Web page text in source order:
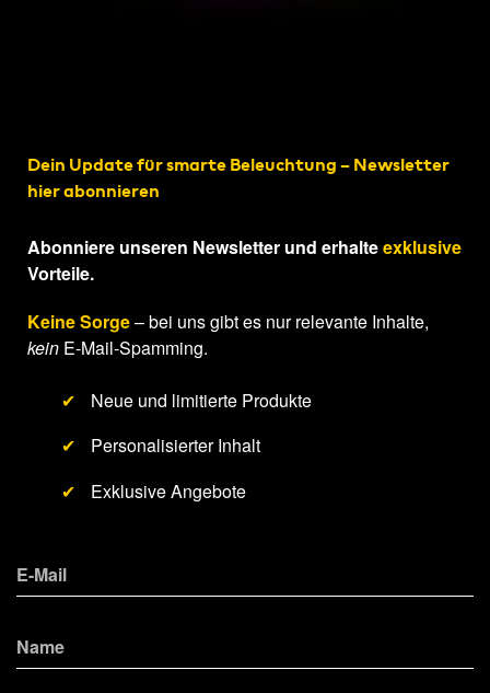
Dein Update für smarte Beleuchtung – Newsletter
hier abonnieren
Abonniere unseren Newsletter und erhalteexklusive
Vorteile.
Keine Sorge– bei uns gibt es nur relevante Inhalte,
kein E-Mail-Spamming.
✔
Neue und limitierte Produkte
✔
Personalisierter Inhalt
✔
Exklusive Angebote